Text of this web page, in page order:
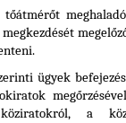
ügyek
a